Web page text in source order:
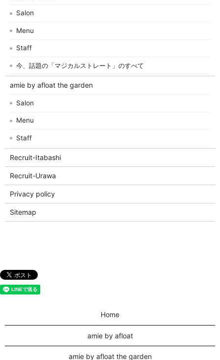
Salon
Menu
Staff
今、話題の「マジカルストレート」のすべて
amie by afloat the garden
Salon
Menu
Staff
Recruit-Itabashi
Recruit-Urawa
Privacy policy
Sitemap
Home
amie by afloat
amie by afloat the garden